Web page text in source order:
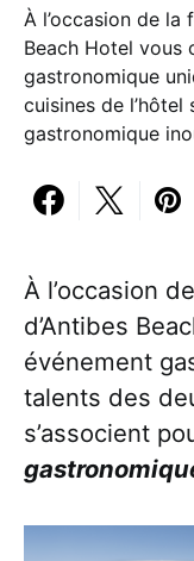
À l’occasion de la
Beach Hotel vous
gastronomique
cuisines de l’hôtel
gastronomique
À l’occasion
d’Antibes
événement
talents des
s’associent